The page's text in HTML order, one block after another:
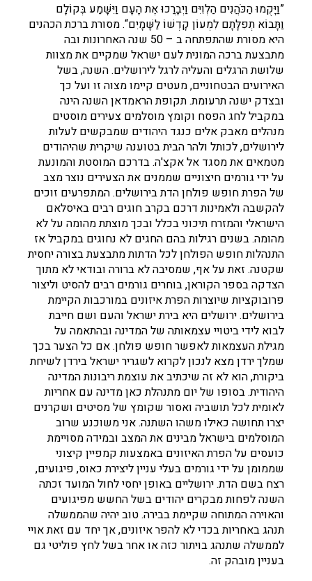
”וַיָּקֻמוּ הַכֹּהֲנִים הַלְוִיִּם וַיְבָרֲכוּ אֶת הָעָם וַיִּשָּׁמַע בְּקוֹלָם
וַתָּבוֹא תְפִלָּתָם לִמְעוֹן קָדְשׁוֹ לַשָּׁמָיִם“. מסורת ברכת הכהנים
היא מסורת שהתפתחה ב – 50 שנה האחרונות ובה
מתבצעת ברכה המונית לעם ישראל שמקיים את מצוות
שלושת הרגלים והעליה לרגל לירושלים. השנה, בשל
האירועים הבטחוניים, מעטים קיימו מצוה זו ועל כך
ובצדק ישנה תרעומת. תקופת הראמדאן השנה הינה
במקביל לחג הפסח וקומץ מוסלמים צעירים מוסטים
מנהלים מאבק אלים כנגד היהודים שמבקשים לעלות
לירושלים, לכותל ולהר הבית בטוענה שיקרית שהיהודים
מטמאים את מסגד אל אקצ'ה. בדרכם המוסטת והמונעת
על ידי גורמים חיצוניים שממנים את הצעירים נוצר מצב
של הפרת חופש פולחן הדת בירושלים. המתפרעים זוכים
להקשבה ולאמינות דרכם בקרב חוגים רבים באיסלאם
הישראלי והמזרח תיכוני בכלל ובכך מוצתת מהומה על לא
מהומה. בשנים רגילות בהם החגים לא נחוגים במקביל אז
התנהלות חופש הפולחן לכל הדתות מתבצעת בצורה יחסית
שקטנה. זאת על אף, שמסיבה לא ברורה ובודאי לא מתוך
הצדקה בספר הקוראן, בוחרים גורמים רבים להסיט וליצור
פרובוקציות שיוצרות הפרת איזונים במורכבות הקיימת
בירושלים. ירושלים היא בירת ישראל והעם ושם חייבת
לבוא לידי ביטויי עצמאותה של המדינה ובהתאמה על
מגילת העצמאות לאפשר חופש פולחן. אם כל הצער בכך
שמלך ירדן מצא לנכון לקרוא לשגריר ישראל בירדן לשיחת
ביקורת, הוא לא זה שיכתיב את עוצמת ריבונות המדינה
היהודית. בסופו של יום מתנהלת כאן מדינה עם אחריות
לאומית לכל תושביה ואסור שקומץ של מסיטים ושקרנים
יצרו תחושה כאילו משהו השתנה. אני משוכנע שרוב
המוסלמים בישראל מבינים את המצב ובמידה מסויימת
כועסים על הפרת האיזונים באמצעות קמפיין קיצוני
שממומן על ידי גורמים בעלי עניין ליצירת כאוס, פיגועים,
רצח בשם הדת. ירושליים באופן יחסי לחול המועד זכתה
השנה לפחות מבקרים יהודים בשל החשש מפיגועים
והאוירה המתוחה שקיימת בבירה. טוב יהיה שהממשלה
תנהג באחריות בכדי לא להפר איזונים, אך יחד עם זאת אויי
לממשלה שתנהג בויתור כזה או אחר בשל לחץ פוליטי גם
בעניין מובהק זה.